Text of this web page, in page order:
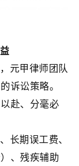
元甲律师团队
诉讼策略。
赴、分毫必
长期误工费、
、残疾辅助